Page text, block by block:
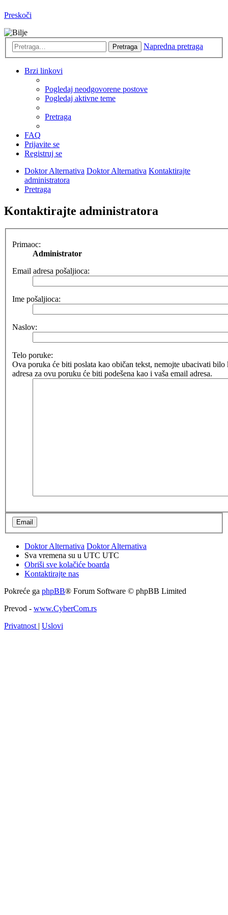
Preskoči
Pretraga Napredna pretraga
Brzi linkovi
Pogledaj neodgovorene postove
Pogledaj aktivne teme
Pretraga
FAQ
Prijavite se
Registruj se
Doktor Alternativa Doktor Alternativa Kontaktirajte
administratora
Pretraga
Kontaktirajte administratora
Primaoc:
Administrator
Email adresa pošaljioca:
Ime pošaljioca:
Naslov:
Telo poruke:
Ova poruka će biti poslata kao običan tekst, nemojte ubacivati
adresa za ovu poruku će biti podešena kao i vaša email adresa.
Doktor Alternativa Doktor Alternativa
Sva vremena su u UTC UTC
Obriši sve kolačiće boarda
Kontaktirajte nas
Pokreće ga phpBB® Forum Software © phpBB Limited
Prevod - www.CyberCom.rs
Privatnost | Uslovi